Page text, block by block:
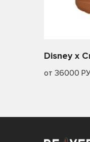
Disney x
от 36000